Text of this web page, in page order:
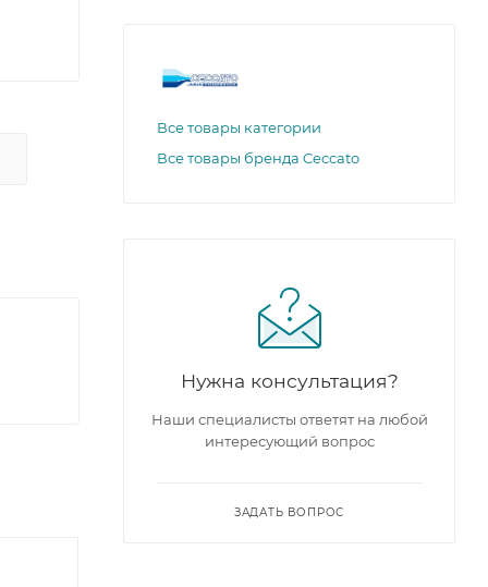
Все товары категории
Все товары бренда Ceccato
Нужна консультация?
Наши специалисты ответят на любой
интересующий вопрос
ЗАДАТЬ ВОПРОС